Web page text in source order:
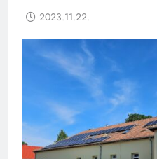
2023.11.22.